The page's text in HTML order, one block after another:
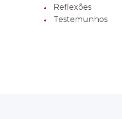
Reflexões
Testemunhos